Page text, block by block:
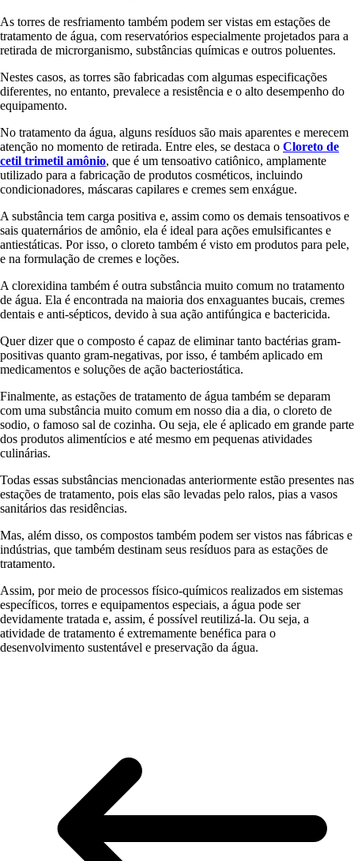
As torres de resfriamento também podem ser vistas em estações de
tratamento de água, com reservatórios especialmente projetados para a
retirada de microrganismo, substâncias químicas e outros poluentes.
Nestes casos, as torres são fabricadas com algumas especificações
diferentes, no entanto, prevalece a resistência e o alto desempenho do
equipamento.
No tratamento da água, alguns resíduos são mais aparentes e merecem
atenção no momento de retirada. Entre eles, se destaca o Cloreto de
cetil trimetil amônio, que é um tensoativo catiônico, amplamente
utilizado para a fabricação de produtos cosméticos, incluindo
condicionadores, máscaras capilares e cremes sem enxágue.
A substância tem carga positiva e, assim como os demais tensoativos e
sais quaternários de amônio, ela é ideal para ações emulsificantes e
antiestáticas. Por isso, o cloreto também é visto em produtos para pele,
e na formulação de cremes e loções.
A clorexidina também é outra substância muito comum no tratamento
de água. Ela é encontrada na maioria dos enxaguantes bucais, cremes
dentais e anti-sépticos, devido à sua ação antifúngica e bactericida.
Quer dizer que o composto é capaz de eliminar tanto bactérias gram-
positivas quanto gram-negativas, por isso, é também aplicado em
medicamentos e soluções de ação bacteriostática.
Finalmente, as estações de tratamento de água também se deparam
com uma substância muito comum em nosso dia a dia, o cloreto de
sodio, o famoso sal de cozinha. Ou seja, ele é aplicado em grande parte
dos produtos alimentícios e até mesmo em pequenas atividades
culinárias.
Todas essas substâncias mencionadas anteriormente estão presentes nas
estações de tratamento, pois elas são levadas pelo ralos, pias a vasos
sanitários das residências.
Mas, além disso, os compostos também podem ser vistos nas fábricas e
indústrias, que também destinam seus resíduos para as estações de
tratamento.
Assim, por meio de processos físico-químicos realizados em sistemas
específicos, torres e equipamentos especiais, a água pode ser
devidamente tratada e, assim, é possível reutilizá-la. Ou seja, a
atividade de tratamento é extremamente benéfica para o
desenvolvimento sustentável e preservação da água.